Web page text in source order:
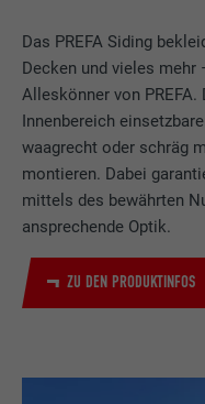
Das PREFA Siding
Decken und vieles
Alleskönner von
Innenbereich
waagrecht oder schräg
montieren. Dabei
mittels des bewährten
ansprechende Optik.
ZU DEN PRODUKTINFOS